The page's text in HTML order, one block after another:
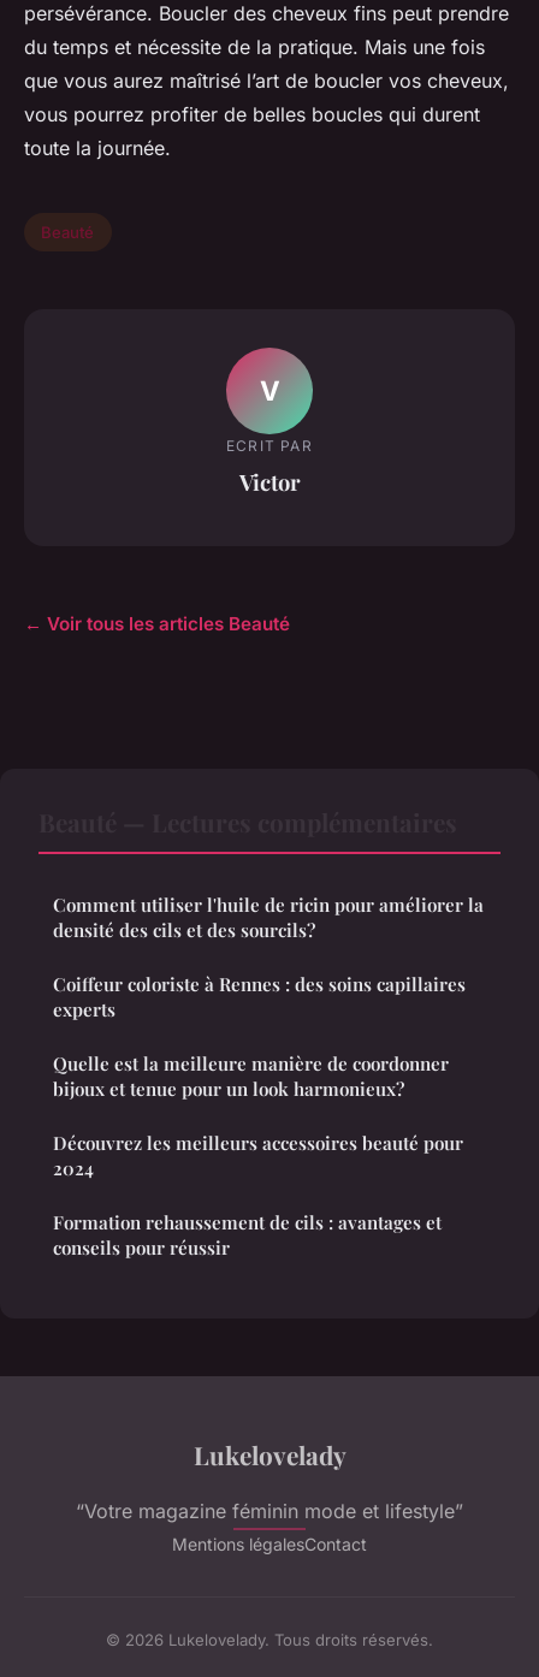
persévérance. Boucler des cheveux fins peut prendre
du temps et nécessite de la pratique. Mais une fois
que vous aurez maîtrisé l’art de boucler vos cheveux,
vous pourrez profiter de belles boucles qui durent
toute la journée.
Beauté
V
ECRIT PAR
Victor
← Voir tous les articles Beauté
Comment utiliser l'huile de ricin pour améliorer la
densité des cils et des sourcils?
Coiffeur coloriste à Rennes : des soins capillaires
experts
Quelle est la meilleure manière de coordonner
bijoux et tenue pour un look harmonieux?
Découvrez les meilleurs accessoires beauté pour
2024
Formation rehaussement de cils : avantages et
conseils pour réussir
Lukelovelady
“Votre magazine féminin mode et lifestyle”
Mentions légalesContact
© 2026 Lukelovelady. Tous droits réservés.